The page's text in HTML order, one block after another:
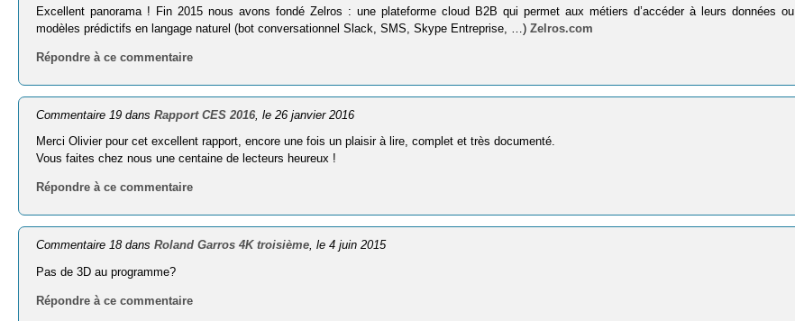
Excellent panorama ! Fin 2015 nous avons fondé Zelros : une plateforme cloud B2B qui permet aux métiers d’accéder à leurs données ou
modèles prédictifs en langage naturel (bot conversationnel Slack, SMS, Skype Entreprise, …)Zelros.com
Répondre à ce commentaire
Commentaire 19 dansRapport CES 2016 , le 26 janvier 2016
Merci Olivier pour cet excellent rapport, encore une fois un plaisir à lire, complet et très documenté.
Vous faites chez nous une centaine de lecteurs heureux !
Répondre à ce commentaire
Commentaire 18 dansRoland Garros 4K troisième , le 4 juin 2015
Pas de 3D au programme?
Répondre à ce commentaire